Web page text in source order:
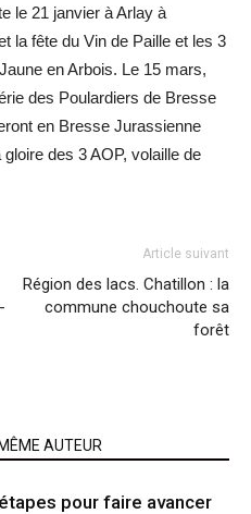
le 21 janvier à Arlay à
la fête du Vin de Paille et les 3
en Arbois. Le 15 mars,
des Poulardiers de Bresse
en Bresse Jurassienne
des 3 AOP, volaille de
Article suivant
Région des lacs. Chatillon : la
commune chouchoute sa
forêt
AUTEUR
pour faire avancer